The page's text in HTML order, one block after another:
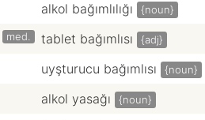
alkol bağımlılığı {noun}
med. tablet bağımlısı {adj}
uyşturucu bağımlısı {noun}
alkol yasağı {noun}